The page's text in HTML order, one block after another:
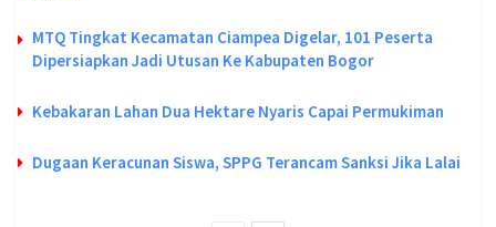
MTQ Tingkat Kecamatan Ciampea Digelar, 101 Peserta
Dipersiapkan Jadi Utusan Ke Kabupaten Bogor
Kebakaran Lahan Dua Hektare Nyaris Capai Permukiman
Dugaan Keracunan Siswa, SPPG Terancam Sanksi Jika Lalai